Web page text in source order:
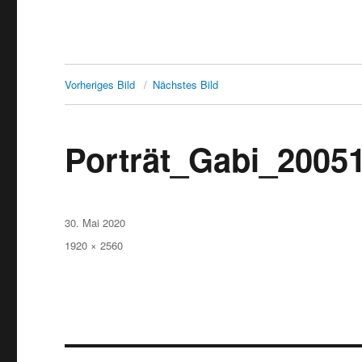
Vorheriges Bild Nächstes Bild
Veröffentlicht
am
30. Mai 2020
Originalgröße
1920 × 2560